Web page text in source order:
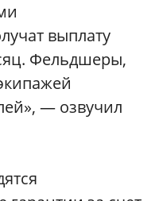
выплату
Фельдшеры,
— озвучил